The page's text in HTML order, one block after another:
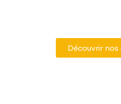
Découvrir